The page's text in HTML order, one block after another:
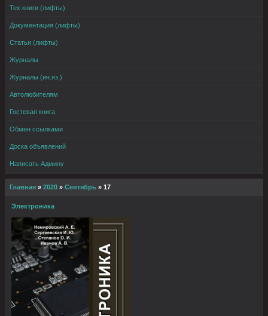
Тех.книги (лифты)
Документация (лифты)
Статьи (лифты)
Журналы
Журналы (ин.яз.)
Автолюбителям
Гостевая книга
Обмен ссылками
Доска объявлений
Написать Админу
Главная » 2020 » Сентябрь » 17
Электроника